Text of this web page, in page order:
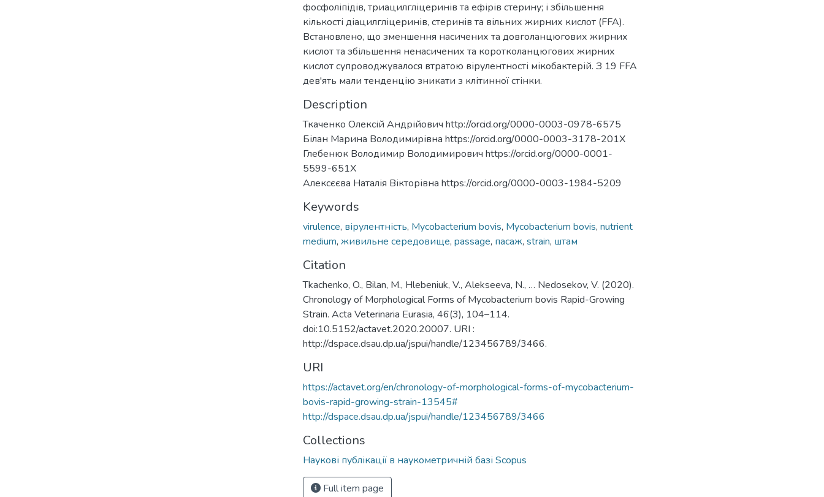
фосфоліпідів, триацилгліцеринів та ефірів стерину; і збільшення
кількості діацилгліцеринів, стеринів та вільних жирних кислот (FFA).
Встановлено, що зменшення насичених та довголанцюгових жирних
кислот та збільшення ненасичених та коротколанцюгових жирних
кислот супроводжувалося втратою вірулентності мікобактерій. З 19 FFA
дев'ять мали тенденцію зникати з клітинної стінки.
Description
Ткаченко Олексій Андрійович http://orcid.org/0000-0003-0978-6575
Білан Марина Володимирівна https://orcid.org/0000-0003-3178-201X
Глебенюк Володимир Володимирович https://orcid.org/0000-0001-
5599-651X
Алексєєва Наталія Вікторівна https://orcid.org/0000-0003-1984-5209
Keywords
virulence, вірулентність, Mycobacterium bovis, Mycobacterium bovis, nutrient
medium, живильне середовище, passage, пасаж, strain, штам
Citation
Tkachenko, O., Bilan, M., Hlebeniuk, V., Alekseeva, N., … Nedosekov, V. (2020).
Chronology of Morphological Forms of Mycobacterium bovis Rapid-Growing
Strain. Acta Veterinaria Eurasia, 46(3), 104–114.
doi:10.5152/actavet.2020.20007. URI :
http://dspace.dsau.dp.ua/jspui/handle/123456789/3466.
URI
https://actavet.org/en/chronology-of-morphological-forms-of-mycobacterium-
bovis-rapid-growing-strain-13545#
http://dspace.dsau.dp.ua/jspui/handle/123456789/3466
Collections
Наукові публікації в наукометричній базі Scopus
Full item page